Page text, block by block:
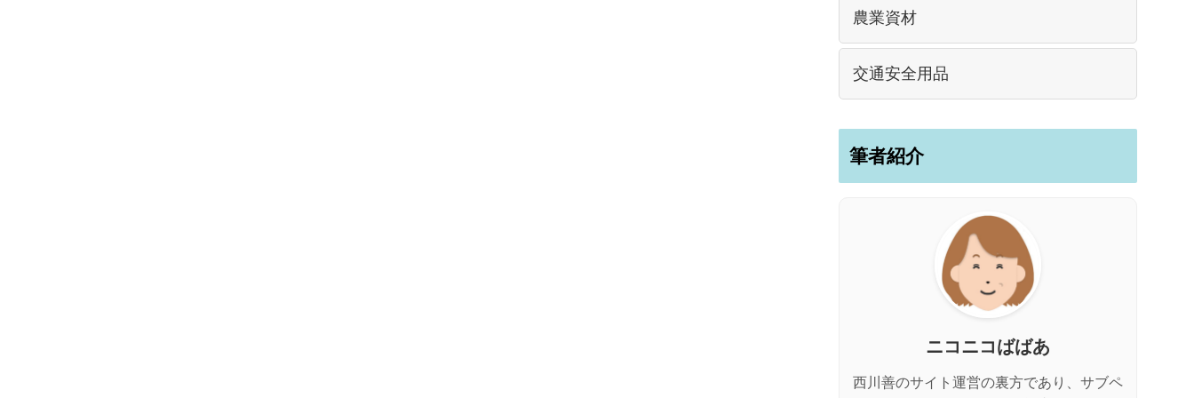
農業資材
交通安全用品
筆者紹介
ニコニコばばあ
西川善のサイト運営の裏方であり、サブペ